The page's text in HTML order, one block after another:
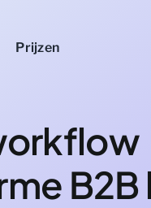
Prijzen
B2B